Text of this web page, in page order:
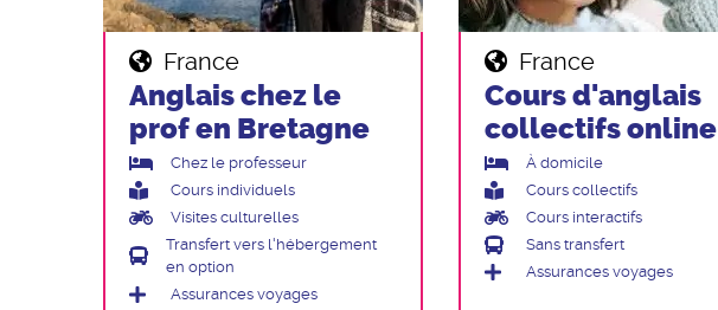
France
Anglais chez le
prof en Bretagne
Chez le professeur
Cours individuels
Visites culturelles
Transfert vers l'hébergement
en option
Assurances voyages
France
Cours d'anglais
collectifs online
À domicile
Cours collectifs
Cours interactifs
Sans transfert
Assurances voyages